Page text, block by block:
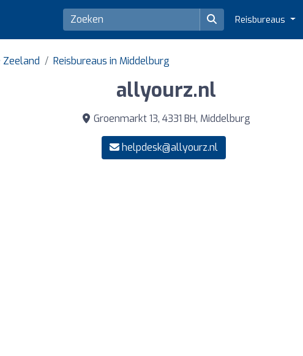
Reisbureaus
Zeeland Reisbureaus in Middelburg
allyourz.nl
Groenmarkt 13, 4331 BH, Middelburg
helpdesk@allyourz.nl